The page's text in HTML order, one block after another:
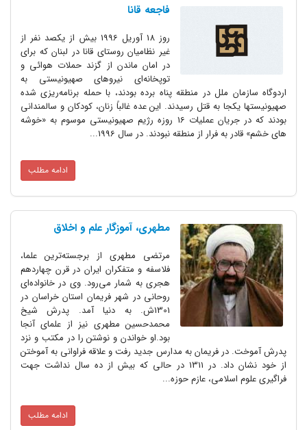
فاجعه قانا
روز 18 آوریل 1996 بیش از یکصد نفر از
غیر نظامیان روستای قانا در لبنان که برای
در امان ماندن از گزند حملات هوائی و
توپخانه‌ای نیروهای صهیونیستی به
اردوگاه سازمان ملل در منطقه پناه برده بودند، با حمله برنامه‌ریزی شده
صهیونیستها یکجا به قتل رسیدند. این عده غالباً زنان، کودکان و سالمندانی
بودند که در جریان عملیات 16 روزه رژیم صهیونیستی موسوم به «خوشه
های خشم» قادر به فرار از منطقه نبودند. در سال 1996...
ادامه مطلب
مطهری، آموزگار علم و اخلاق
مرتضی مطهری از برجسته‌ترین علما،
فلاسفه و متفکران ایران در قرن چهاردهم
هجری به شمار می‌رود. وی در خانواده‌ای
روحانی در شهر فریمان استان خراسان در
1301ش. به دنیا آمد. پدرش شیخ
محمدحسین مطهری نیز از علمای آنجا
بود.او خواندن و نوشتن را در مکتب و نزد
پدرش آموخت. در فریمان به مدارس جدید رفت و علاقه فراوانی به آموختن
از خود نشان داد. در 1311 در حالی که بیش از ده سال نداشت جهت
فراگیری علوم اسلامی، عازم حوزه...
ادامه مطلب